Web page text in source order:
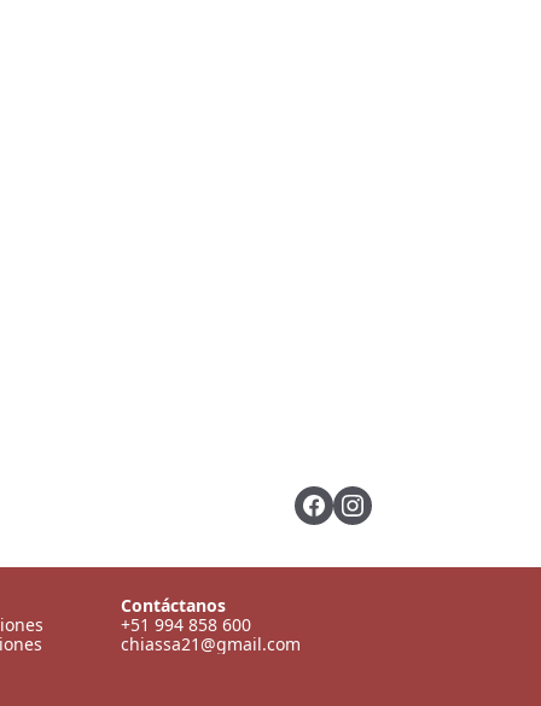
Contáctanos
+51 994 858 600
chiassa21@gmail.com